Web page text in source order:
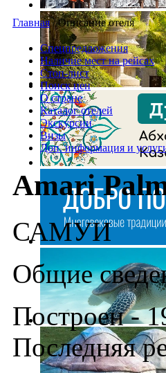
Главная /Описание отеля
Спецпредложения
Наличие мест на рейсах
Стоп-лист
Поиск цен
О стране
Каталог отелей
Экскурсии
Визы
Доп. информация и
Amari
САМУИ
Общие
Построен -
Последняя